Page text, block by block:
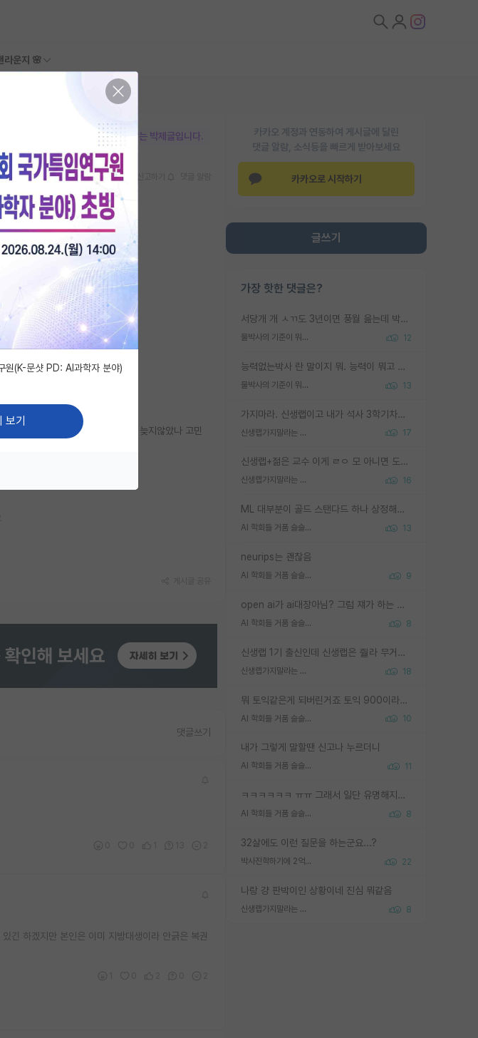
라운지 🌸
카카오 계정과 연동하여 게시글에 달린
댓글 알람, 소식등을 빠르게 받아보세요
카카오로 시작하기
글쓰기
가장 핫한 댓글은?
서당개 개 ㅅㄲ도 3년이면 풍월 읊는데 박사 5년 이상 대리고 있으면서 물된건 교수 탓 맞는ㄱ게 거기가 서당이 아니란 소리임
물박사의 기준이 뭐임? 12
능력없는박사 란 말이지 뭐. 능력이 뭐고 능력이 있다는게 뭔지는 사람마다 기준이 다르니까 얘기해봐야 서로 자기 기준만 얘기해서 논쟁이 끝이 안나고. 주위에서 능력있고 야심있는 신입생이 교수가 유의미한 피드백을 아예 안주면서 제대로된 과제에 참여해볼 기회도 제공하지 않고 잡일 뺑뺑이만 돌려서 맨날 단순작업만 하면서 밤새다가 눈빛이 점점 죽어가는걸 본 사람은 물박사는 교수탓이라고 하고, 교수는 이것저것 알려도 주고 기회도 주고 사수 동기 붙여주면서 어떻게든 끌고가려고 하는데 본인이 매일 뺀질거리면서 출근 하는둥마는둥 하다가 기껏 와서도 폰이나 쳐다보다가 실험 망치고 저녁약속있어서 먼저 가볼게요~ 하는걸 본 사람은 물박사는 본인탓이라고 함.
물박사의 기준이 뭐임? 13
가지마라. 신생랩이고 내가 석사 3학기차인데 최고참인데 나도 아무것도 모르는데 교수가 후배들 왜 논문 교육 안시키냐. 논문 왜 안 써오냐 닦달한다
신생랩가지말라는 이유가 있었구나 17
신생랩+젊은 교수 이게 ㄹㅇ 모 아니면 도인듯.
신생랩가지말라는 이유가 있었구나 16
ML 대부분이 골드 스탠다드 하나 상정해놓고 (벤치마크 데이터셋이 여러 개면 여러 개 상정) 그거 얼마나 잘 맞추나 싸움임 가끔 번뜩이는 설계 철학을 보여주는 논문들도 있지만 대부분 그거 성적 얼마나 더 올리느라에 혈안이 되어 있는 측면이 잇음
AI 학회들 거품 슬슬 지적이 나오네요 13
neurips는 괜찮음
AI 학회들 거품 슬슬 지적이 나오네요 9
open ai가 ai대장아님? 그럼 쟤가 하는 말이 다 맞겠네
AI 학회들 거품 슬슬 지적이 나오네요 8
신생랩 1기 출신인데 신생랩은 줠라 무거운 바벨 같은거임. 들면 대박인데 못들면 깔려 죽음. 아무도 알려주지 않는 환경에서 자생해야하지만, 일단 살아남았다면 그 어떤 사람보다 악착같고 생존력 높은 사람으로 거듭날 수 있음
신생랩가지말라는 이유가 있었구나 18
뭐 토익같은게 되버린거죠 토익 900이라고 영어잘하는건 아닙니다만 잘하는사람은 다 900을 넘는 그런
AI 학회들 거품 슬슬 지적이 나오네요 10
내가 그렇게 말할땐 신고나 누르더니
AI 학회들 거품 슬슬 지적이 나오네요 11
ㅋㅋㅋㅋㅋㅋ ㅠㅠ 그래서 일단 유명해지는게 중요한거같습니다
AI 학회들 거품 슬슬 지적이 나오네요 8
32살에도 이런 질문을 하는군요...?
박사진학하기에 2억은 괜찮은 (?) 정도의 경제력인가요 22
나랑 걍 판박이인 상황이네 진심 뭐같음
신생랩가지말라는 이유가 있었구나 8
본문이 수정되지 않는 박제글입니다.
스크랩
가 하고싶어서 고민중인데 너무 늦지않았나 고민
댓글쓰기
긴 하겠지만 본인은 이미 지방대생이라 안긁은 복권
원(K-문샷 PD: AI과학자 분야)
보기